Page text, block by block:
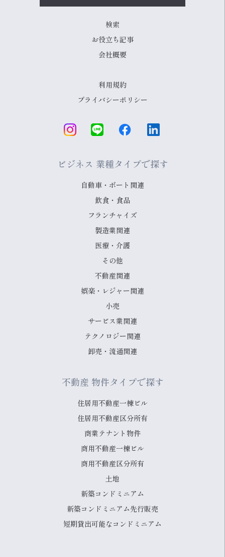
検索
お役立ち記事
会社概要
利用規約
プライバシーポリシー
不動産 物件タイプで探す
住居用不動産一棟ビル
住居用不動産区分所有
商業テナント物件
商用不動産一棟ビル
商用不動産区分所有
土地
新築コンドミニアム
新築コンドミニアム先行販売
短期貸出可能なコンドミニアム
ビジネス 業種タイプで探す
自動車・ボート関連
飲食・食品
フランチャイズ
製造業関連
医療・介護
その他
不動産関連
娯楽・レジャー関連
小売
サービス業関連
テクノロジー関連
卸売・流通関連